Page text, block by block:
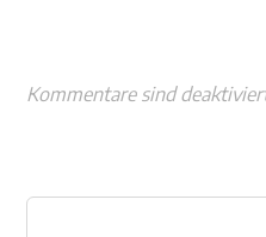
Kommentare sind